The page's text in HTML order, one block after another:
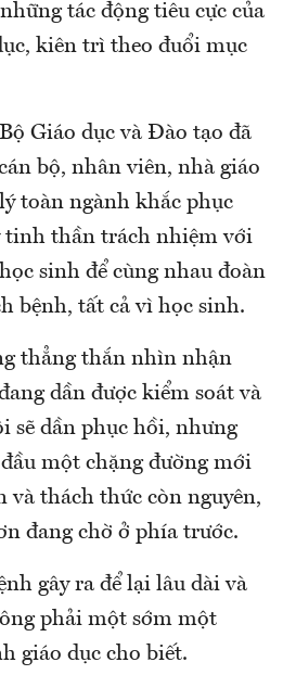
tác động tiêu cực của
kiên trì theo đuổi mục
Giáo dục và Đào tạo đã
bộ, nhân viên, nhà giáo
toàn ngành khắc phục
tinh thần trách nhiệm với
sinh để cùng nhau đoàn
bệnh, tất cả vì học sinh.
thẳng thắn nhìn nhận
dần được kiểm soát và
sẽ dần phục hồi, nhưng
một chặng đường mới
thách thức còn nguyên,
đang chờ ở phía trước.
gây ra để lại lâu dài và
phải một sớm một
giáo dục cho biết.